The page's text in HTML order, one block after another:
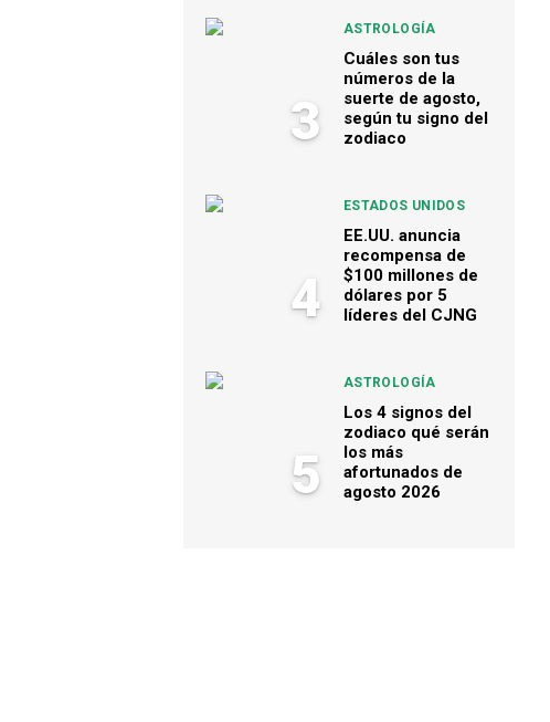
3
ASTROLOGÍA
Cuáles son tus
números de la
suerte de agosto,
según tu signo del
zodiaco
4
ESTADOS UNIDOS
EE.UU. anuncia
recompensa de
$100 millones de
dólares por 5
líderes del CJNG
5
ASTROLOGÍA
Los 4 signos del
zodiaco qué serán
los más
afortunados de
agosto 2026